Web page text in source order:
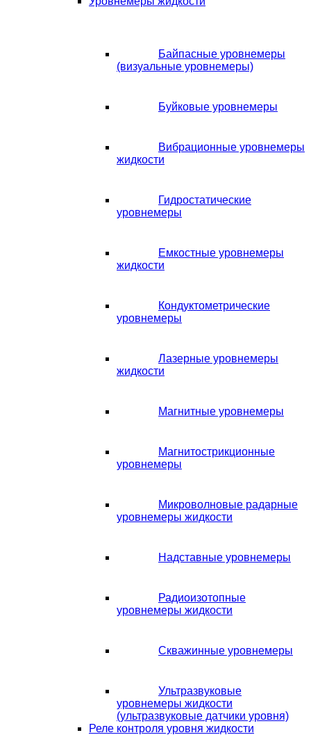
Байпасные уровнемеры
(визуальные уровнемеры)
Буйковые уровнемеры
Вибрационные уровнемеры
жидкости
Гидростатические
уровнемеры
Емкостные уровнемеры
жидкости
Кондуктометрические
уровнемеры
Лазерные уровнемеры
жидкости
Магнитные уровнемеры
Магнитострикционные
уровнемеры
Микроволновые радарные
уровнемеры жидкости
Надставные уровнемеры
Радиоизотопные
уровнемеры жидкости
Скважинные уровнемеры
Ультразвуковые
уровнемеры жидкости
(ультразвуковые датчики уровня)
Реле контроля уровня жидкости